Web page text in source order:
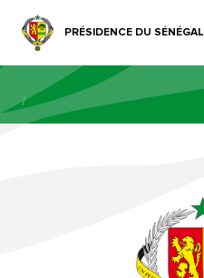
PRÉSIDENCE DU SÉNÉGAL
/